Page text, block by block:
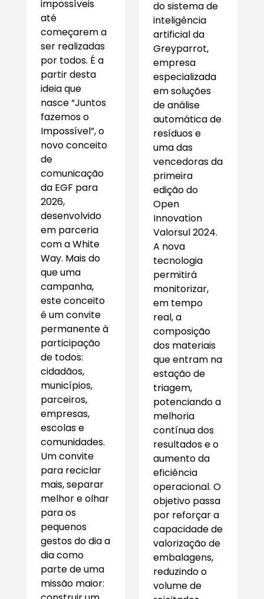
impossíveis
até
começarem a
ser realizadas
por todos. É a
partir desta
ideia que
nasce “Juntos
fazemos o
Impossível”, o
novo conceito
de
comunicação
da EGF para
2026,
desenvolvido
em parceria
com a White
Way. Mais do
que uma
campanha,
este conceito
é um convite
permanente à
participação
de todos:
cidadãos,
municípios,
parceiros,
empresas,
escolas e
comunidades.
Um convite
para reciclar
mais, separar
melhor e olhar
para os
pequenos
gestos do dia a
dia como
parte de uma
missão maior:
do sistema de
inteligência
artificial da
Greyparrot,
empresa
especializada
em soluções
de análise
automática de
resíduos e
uma das
vencedoras da
primeira
edição do
Open
Innovation
Valorsul 2024.
A nova
tecnologia
permitirá
monitorizar,
em tempo
real, a
composição
dos materiais
que entram na
estação de
triagem,
potenciando a
melhoria
contínua dos
resultados e o
aumento da
eficiência
operacional. O
objetivo passa
por reforçar a
capacidade de
valorização de
embalagens,
reduzindo o
volume de